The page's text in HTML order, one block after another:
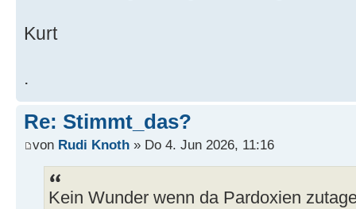
Kurt
.
Re: Stimmt_das?
von Rudi Knoth » Do 4. Jun 2026, 11:16
Kein Wunder wenn da Pardoxien